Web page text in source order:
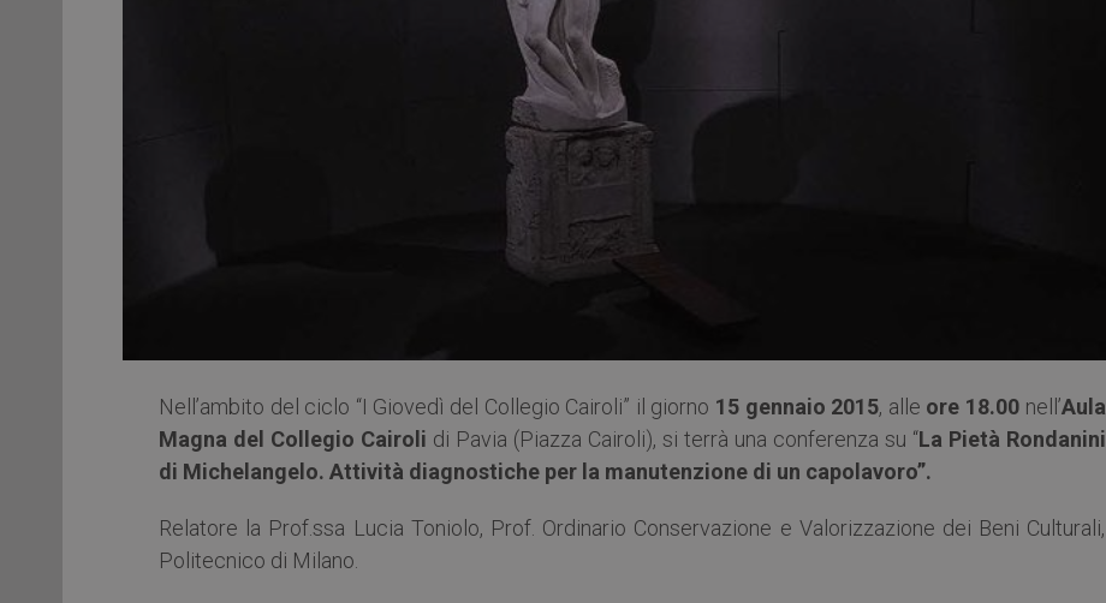
Nell’ambito del ciclo “I Giovedì del Collegio Cairoli” il giorno 15 gennaio 2015, alle ore 18.00nell’Aula
Magna del Collegio Cairoli di Pavia (Piazza Cairoli), si terrà una conferenza su “La Pietà Rondanini
di Michelangelo. Attività diagnostiche per la manutenzione di un capolavoro”.
Relatore la Prof.ssa Lucia Toniolo, Prof. Ordinario Conservazione e Valorizzazione dei Beni Culturali,
Politecnico di Milano.